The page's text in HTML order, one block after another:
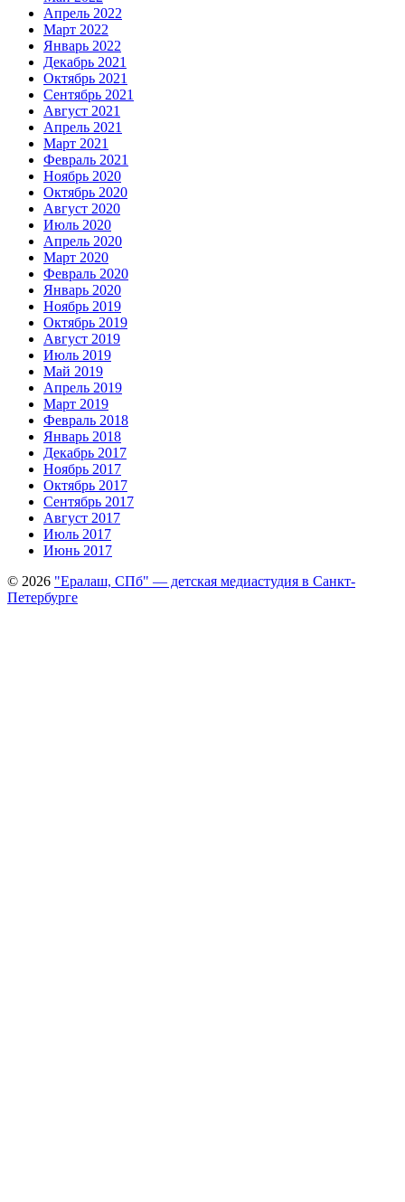
Апрель 2022
Март 2022
Январь 2022
Декабрь 2021
Октябрь 2021
Сентябрь 2021
Август 2021
Апрель 2021
Март 2021
Февраль 2021
Ноябрь 2020
Октябрь 2020
Август 2020
Июль 2020
Апрель 2020
Март 2020
Февраль 2020
Январь 2020
Ноябрь 2019
Октябрь 2019
Август 2019
Июль 2019
Май 2019
Апрель 2019
Март 2019
Февраль 2018
Январь 2018
Декабрь 2017
Ноябрь 2017
Октябрь 2017
Сентябрь 2017
Август 2017
Июль 2017
Июнь 2017
© 2026 "Ералаш, СПб" — детская медиастудия в Санкт-
Петербурге